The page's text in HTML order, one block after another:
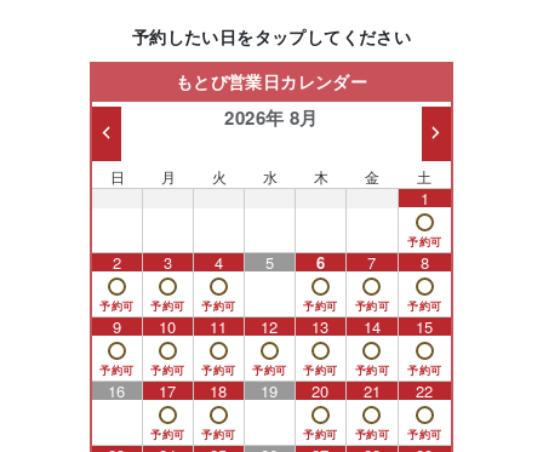
予約したい日をタップしてください
もとび営業日カレンダー
2026年 8月
日 月 火 水 木 金 土
1
2 3 4 5 6 7 8
9 10 11 12 13 14 15
16 17 18 19 20 21 22